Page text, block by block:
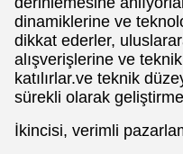
dinamiklerine ve
dikkat ederler,
alışverişlerine ve
katılırlar.ve teknik
sürekli olarak
İkincisi, verimli